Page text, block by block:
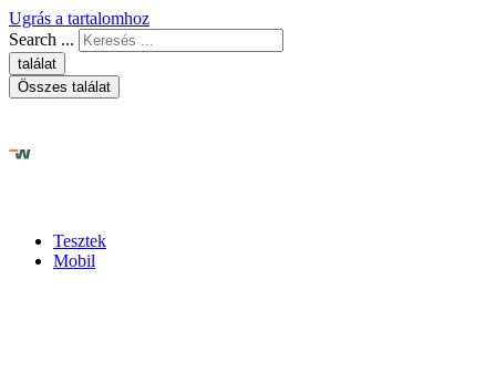
Ugrás a tartalomhoz
Search ...
találat
Összes találat
Tesztek
Mobil